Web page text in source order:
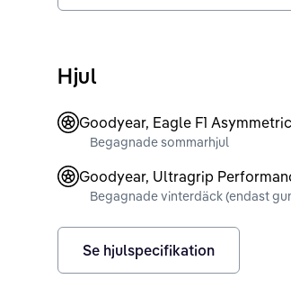
Hjul
Goodyear, Eagle F1
Begagnade sommarhjul
Goodyear, Ultragrip
Begagnade vinterdäck (endast
Se hjulspecifikation